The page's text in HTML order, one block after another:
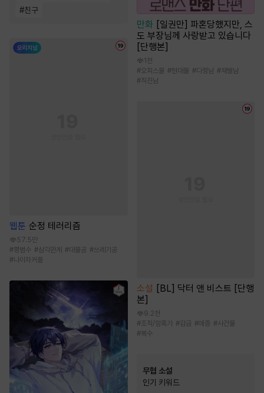
#친구
웹툰 순정 테러리즘
57.5만
#평범수 #삼각관계 #대물공 #쓰레기공
#나이차커플
만화 [일권만] 파혼당했지만, 스
도 부장님께 사랑받고 있습니다
[단행본]
1천
#오피스물 #현대물 #다정남 #재벌남
#직진남
소설
[BL] 닥터 앤 비스트 [단행
본]
9.2천
#조직/암흑가 #감금 #애증 #사건물
#복수
무협 소설
인기 키워드